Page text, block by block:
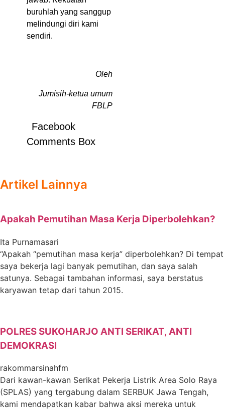
buruhlah yang sanggup
melindungi diri kami
sendiri.
Oleh
Jumisih-ketua umum
FBLP
Facebook
Comments Box
Artikel Lainnya
Apakah Pemutihan Masa Kerja Diperbolehkan?
Ita Purnamasari
“Apakah “pemutihan masa kerja” diperbolehkan? Di tempat
saya bekerja lagi banyak pemutihan, dan saya salah
satunya. Sebagai tambahan informasi, saya berstatus
karyawan tetap dari tahun 2015.
POLRES SUKOHARJO ANTI SERIKAT, ANTI
DEMOKRASI
rakommarsinahfm
Dari kawan-kawan Serikat Pekerja Listrik Area Solo Raya
(SPLAS) yang tergabung dalam SERBUK Jawa Tengah,
kami mendapatkan kabar bahwa aksi mereka untuk